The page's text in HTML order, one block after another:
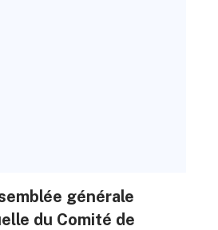
générale
du Comité de